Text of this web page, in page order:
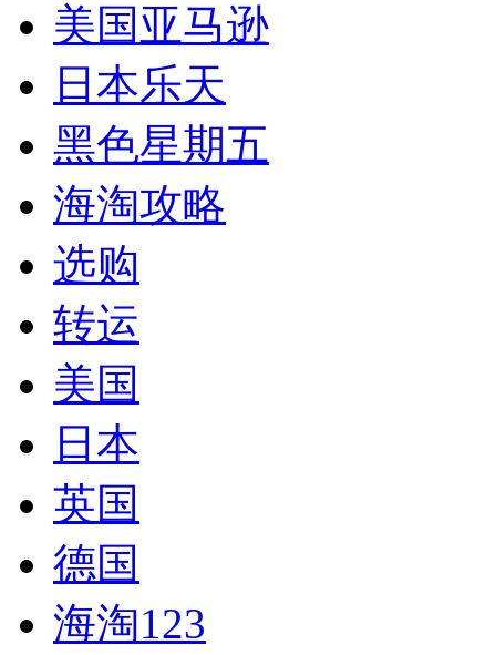
美国亚马逊
日本乐天
黑色星期五
海淘攻略
选购
转运
美国
日本
英国
德国
海淘123